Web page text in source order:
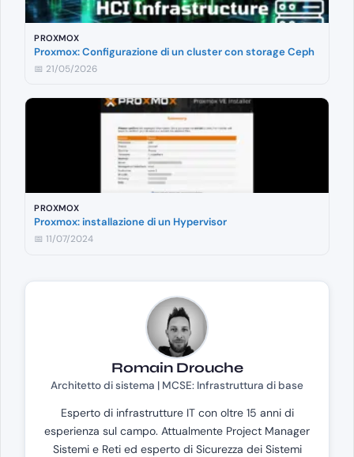
PROXMOX
Proxmox: Configurazione di un cluster con storage Ceph
📅 21/05/2026
PROXMOX
Proxmox: installazione di un Hypervisor
📅 11/07/2024
Romain Drouche
Architetto di sistema | MCSE: Infrastruttura di base
Esperto di infrastrutture IT con oltre 15 anni di
esperienza sul campo. Attualmente Project Manager
Sistemi e Reti ed esperto di Sicurezza dei Sistemi